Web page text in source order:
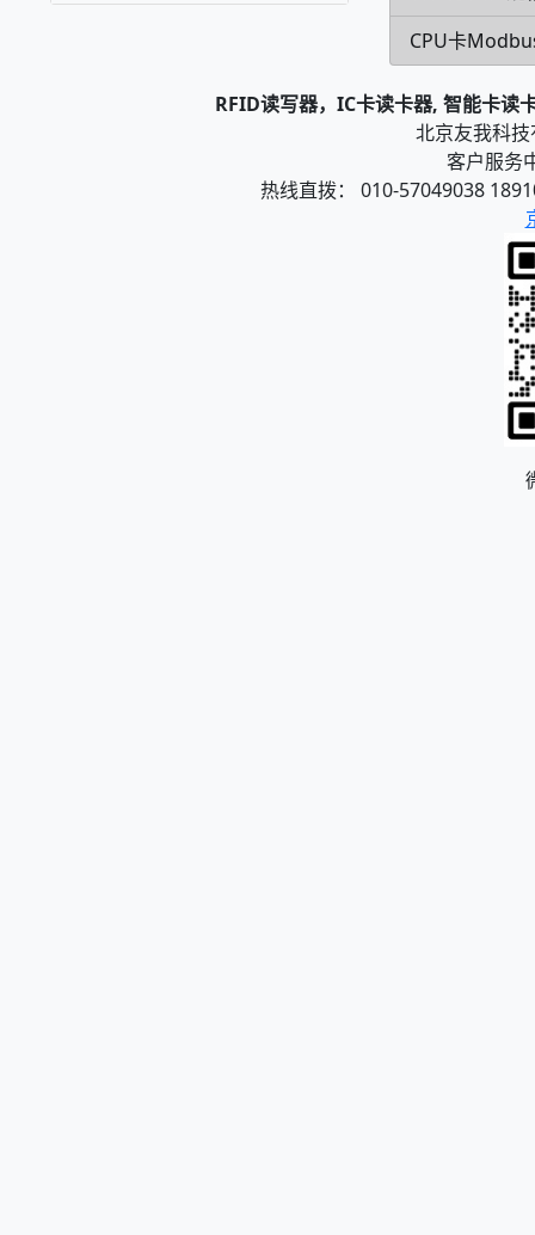
CPU卡
RFID读写器，IC卡读卡器, 智能卡读
北京友我科
客户服务
热线直拨： 010-57049038